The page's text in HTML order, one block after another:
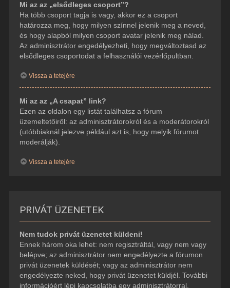
Mi az az „elsődleges csoport”?
Ha több csoport tagja is vagy, akkor ez a csoport
határozza meg, hogy milyen színnel jelenik meg a neved,
és hogy alapból milyen csoport avatar jelenik meg nálad.
Az adminisztrátor engedélyezheti, hogy megváltoztasd az
elsődleges csoportodat a felhasználói vezérlőpultban.
Vissza a tetejére
Mi az az „A csapat” link?
Ezen az oldalon egy listát találhatsz a fórum
üzemeltetőiről: az adminisztrátorokról és a moderátorokról
(utóbbiaknál jelezve például azt is, hogy melyik fórumot
moderálják).
Vissza a tetejére
PRIVÁT ÜZENETEK
Nem tudok privát üzenetet küldeni!
Ennek három oka lehet: nem regisztráltál, vagy nem vagy
belépve; az adminisztrátor nem engedélyezte a fórumon
privát üzenetek küldését; vagy az adminisztrátor nem
engedélyezte neked, hogy privát üzenetet küldjél. További
információért lépj kapcsolatba egy adminisztrátorral.